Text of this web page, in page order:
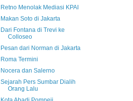
Retno Menolak Mediasi KPAI
Makan Soto di Jakarta
Dari Fontana di Trevi ke
Colloseo
Pesan dari Norman di Jakarta
Roma Termini
Nocera dan Salerno
Sejarah Pers Sumbar Dialih
Orang Lalu